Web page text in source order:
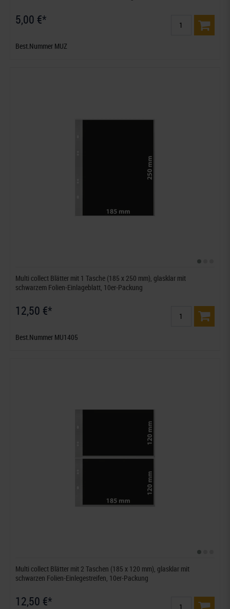
5,00 €*
Best.Nummer MUZ
Multi collect Blätter mit 1 Tasche (185 x 250 mm), glasklar mit
schwarzem Folien-Einlageblatt, 10er-Packung
12,50 €*
Best.Nummer MU1405
Multi collect Blätter mit 2 Taschen (185 x 120 mm), glasklar mit
schwarzen Folien-Einlegestreifen, 10er-Packung
12,50 €*